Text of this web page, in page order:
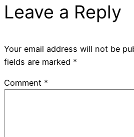
Leave a Reply
Your email address will not be
fields are marked *
Comment *